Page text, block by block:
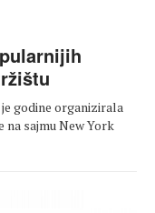
godine organizirala
sajmu New York